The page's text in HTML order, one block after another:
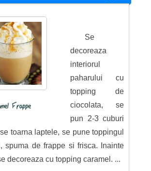
Frappe
Se
decoreaza
interiorul
paharului cu
topping de
ciocolata, se
pun 2-3 cuburi
toarna laptele, se pune toppingul
spuma de frappe si frisca. Inainte
decoreaza cu topping caramel. ...